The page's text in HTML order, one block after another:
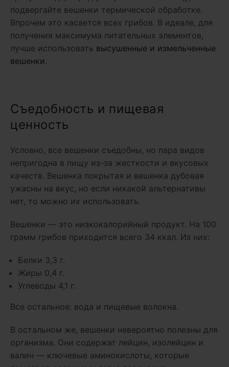
подвергайте вешенки термической обработке.
Впрочем это касается всех грибов. В идеале, для
получения максимума питательных элементов,
лучше использовать высушенные и измельченные
вешенки .
Съедобность и пищевая
ценность
Условно, все вешенки съедобны, но пара видов
непригодна в пищу из-за жесткости и вкусовых
качеств. Вешенка покрытая и вешенка дубовая
ужасны на вкус, но если никакой альтернативы
нет, то можно их использовать.
Вешенки — это низкокалорийный продукт. На 100
грамм грибов приходится всего 34 ккал. Из них:
Белки 3,3 г.
Жиры 0,4 г.
Углеводы 4,1 г.
Все остальное: вода и пищевые волокна.
В остальном же, вешенки невероятно полезны для
организма. Они содержат лейцин, изолейцин и
валин — ключевые аминокислоты, которые